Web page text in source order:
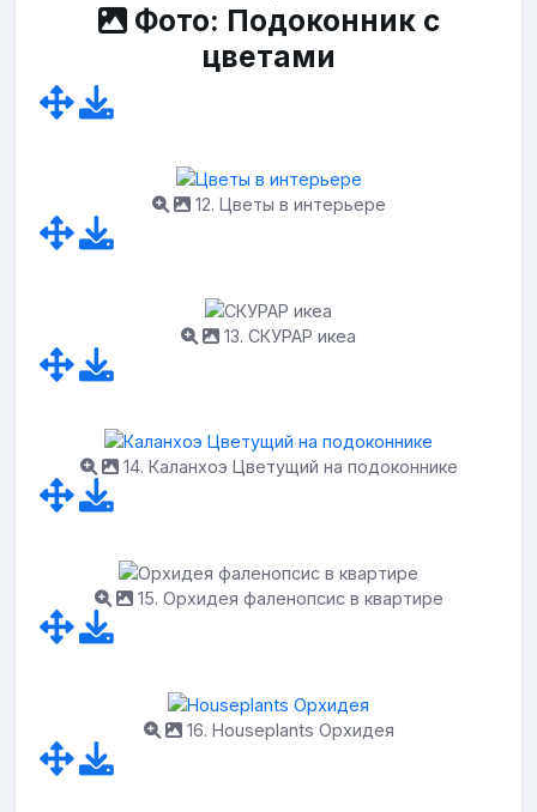
Фото: Подоконник с
цветами
12. Цветы в интерьере
13. СКУРАР икеа
14. Каланхоэ Цветущий на подоконнике
15. Орхидея фаленопсис в квартире
16. Houseplants Орхидея